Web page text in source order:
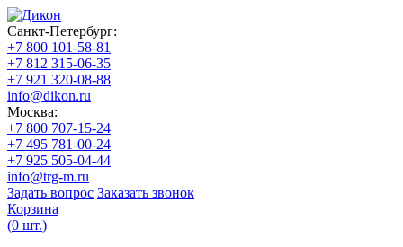
Санкт-Петербург:
+7 800 101-58-81
+7 812 315-06-35
+7 921 320-08-88
info@dikon.ru
Москва:
+7 800 707-15-24
+7 495 781-00-24
+7 925 505-04-44
info@trg-m.ru
Задать вопрос Заказать звонок
Корзина
(0 шт.)